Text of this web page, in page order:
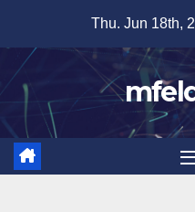
content
Thu. Jun 18th,